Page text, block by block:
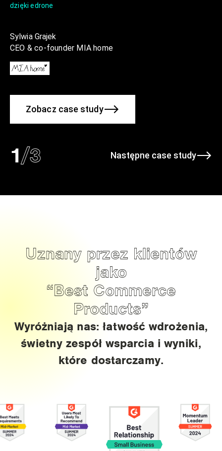
1/3 Następne case study
Sylwia Grajek
CEO & co-founder MIA home
dzięki edrone
Zobacz case study
Uznany przez klientów
jako
“Best Commerce
Products”
Wyróżniają nas: łatwość wdrożenia,
świetny zespół wsparcia i wyniki,
które dostarczamy.